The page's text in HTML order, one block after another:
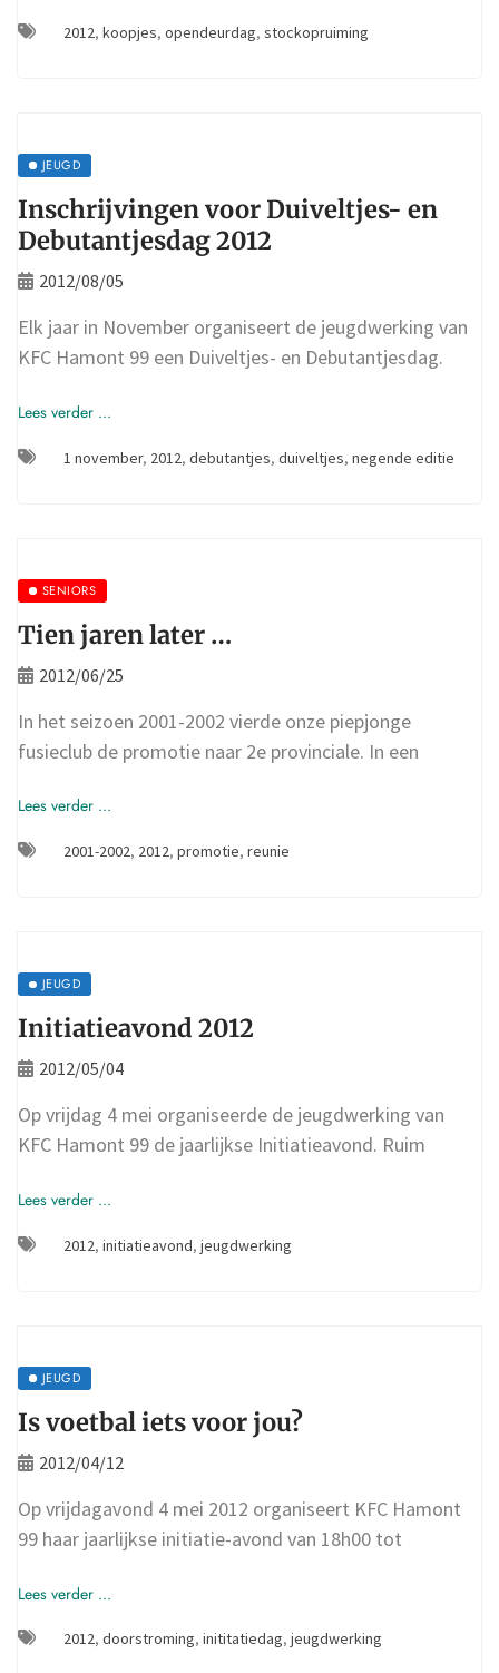
2012, koopjes, opendeurdag, stockopruiming
JEUGD
Inschrijvingen voor Duiveltjes- en
Debutantjesdag 2012
2012/08/05
Elk jaar in November organiseert de jeugdwerking van
KFC Hamont 99 een Duiveltjes- en Debutantjesdag.
Lees verder ...
1 november, 2012, debutantjes, duiveltjes, negende editie
SENIORS
Tien jaren later …
2012/06/25
In het seizoen 2001-2002 vierde onze piepjonge
fusieclub de promotie naar 2e provinciale. In een
Lees verder ...
2001-2002, 2012, promotie, reunie
JEUGD
Initiatieavond 2012
2012/05/04
Op vrijdag 4 mei organiseerde de jeugdwerking van
KFC Hamont 99 de jaarlijkse Initiatieavond. Ruim
Lees verder ...
2012, initiatieavond, jeugdwerking
JEUGD
Is voetbal iets voor jou?
2012/04/12
Op vrijdagavond 4 mei 2012 organiseert KFC Hamont
99 haar jaarlijkse initiatie-avond van 18h00 tot
Lees verder ...
2012, doorstroming, inititatiedag, jeugdwerking